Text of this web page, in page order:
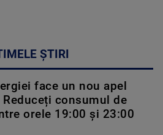
ȘTIRI
face un nou apel
consumul de
orele 19:00 și 23:00